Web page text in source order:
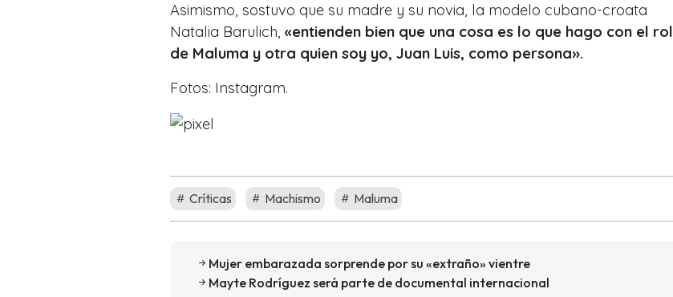
Asimismo, sostuvo que su madre y su novia, la modelo cubano-croata
Natalia Barulich, «entienden bien que una cosa es lo que hago con el rol
de Maluma y otra quien soy yo, Juan Luis, como persona».
Fotos: Instagram.
Críticas Machismo Maluma
Mujer embarazada sorprende por su «extraño» vientre
Mayte Rodríguez será parte de documental internacional